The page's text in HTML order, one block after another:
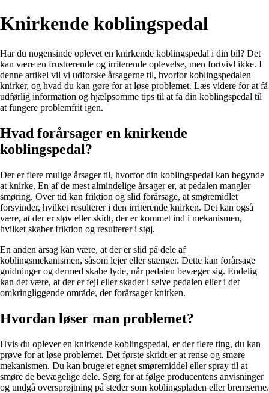
Knirkende koblingspedal
Har du nogensinde oplevet en knirkende koblingspedal i din bil? Det
kan være en frustrerende og irriterende oplevelse, men fortvivl ikke. I
denne artikel vil vi udforske årsagerne til, hvorfor koblingspedalen
knirker, og hvad du kan gøre for at løse problemet. Læs videre for at få
udførlig information og hjælpsomme tips til at få din koblingspedal til
at fungere problemfrit igen.
Hvad forårsager en knirkende
koblingspedal?
Der er flere mulige årsager til, hvorfor din koblingspedal kan begynde
at knirke. En af de mest almindelige årsager er, at pedalen mangler
smøring. Over tid kan friktion og slid forårsage, at smøremidlet
forsvinder, hvilket resulterer i den irriterende knirken. Det kan også
være, at der er støv eller skidt, der er kommet ind i mekanismen,
hvilket skaber friktion og resulterer i støj.
En anden årsag kan være, at der er slid på dele af
koblingsmekanismen, såsom lejer eller stænger. Dette kan forårsage
gnidninger og dermed skabe lyde, når pedalen bevæger sig. Endelig
kan det være, at der er fejl eller skader i selve pedalen eller i det
omkringliggende område, der forårsager knirken.
Hvordan løser man problemet?
Hvis du oplever en knirkende koblingspedal, er der flere ting, du kan
prøve for at løse problemet. Det første skridt er at rense og smøre
mekanismen. Du kan bruge et egnet smøremiddel eller spray til at
smøre de bevægelige dele. Sørg for at følge producentens anvisninger
og undgå oversprøjtning på steder som koblingspladen eller bremserne.